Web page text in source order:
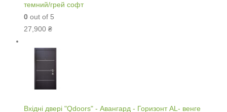
темний/грей софт
0 out of 5
27,900 ₴
Вхідні двері "Qdoors" - Авангард - Горизонт AL- венге